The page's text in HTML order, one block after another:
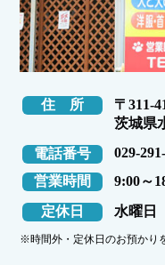
住 所
〒311-
茨城県
電話番号
029-
営業時間
9:00～
定休日
水曜日
※時間外・定休日のお預かり